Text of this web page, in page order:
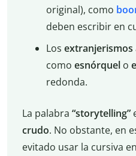
original), como
deben escribir en
Los extranjerismos
como esnórquelo
redonda.
La palabra “storytelling”
crudo. No obstante, en
evitado usar la cursiva